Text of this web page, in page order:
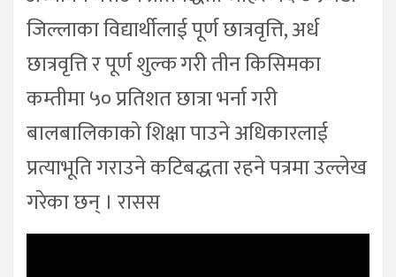
जिल्लाका विद्यार्थीलाई पूर्ण छात्रवृत्ति, अर्ध
छात्रवृत्ति र पूर्ण शुल्क गरी तीन किसिमका
कम्तीमा ५० प्रतिशत छात्रा भर्ना गरी
बालबालिकाको शिक्षा पाउने अधिकारलाई
प्रत्याभूति गराउने कटिबद्धता रहने पत्रमा उल्लेख
गरेका छन् । रासस